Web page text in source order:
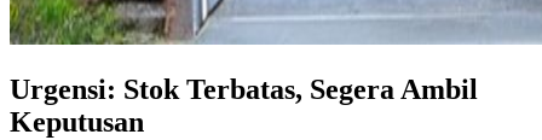
Urgensi: Stok Terbatas, Segera Ambil
Keputusan